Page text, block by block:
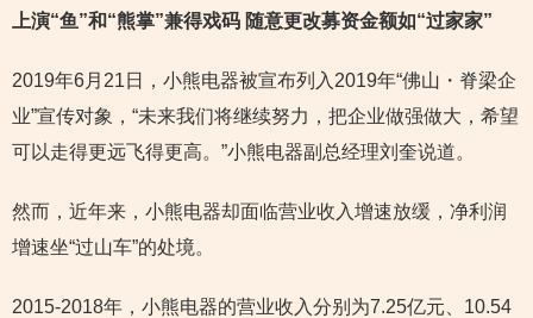
上演“鱼”和“熊掌”兼得戏码 随意更改募资金额如“过家家”
2019年6月21日，小熊电器被宣布列入2019年“佛山・脊梁企
业”宣传对象，“未来我们将继续努力，把企业做强做大，希望
可以走得更远飞得更高。”小熊电器副总经理刘奎说道。
然而，近年来，小熊电器却面临营业收入增速放缓，净利润
增速坐“过山车”的处境。
2015-2018年，小熊电器的营业收入分别为7.25亿元、10.54